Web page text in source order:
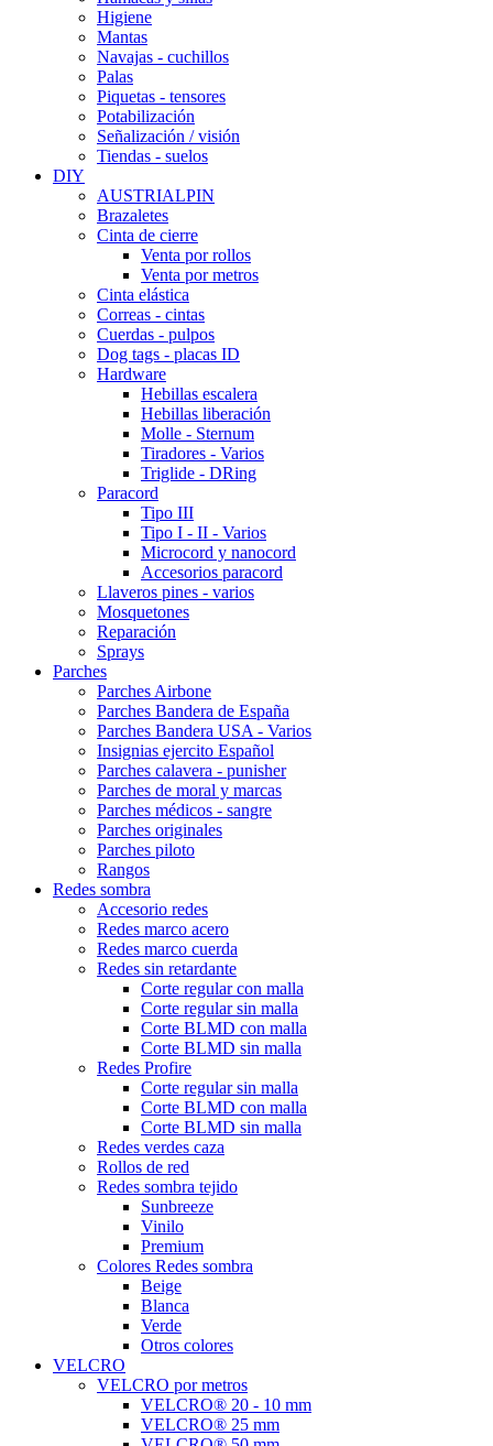
Higiene
Mantas
Navajas - cuchillos
Palas
Piquetas - tensores
Potabilización
Señalización / visión
Tiendas - suelos
DIY
AUSTRIALPIN
Brazaletes
Cinta de cierre
Venta por rollos
Venta por metros
Cinta elástica
Correas - cintas
Cuerdas - pulpos
Dog tags - placas ID
Hardware
Hebillas escalera
Hebillas liberación
Molle - Sternum
Tiradores - Varios
Triglide - DRing
Paracord
Tipo III
Tipo I - II - Varios
Microcord y nanocord
Accesorios paracord
Llaveros pines - varios
Mosquetones
Reparación
Sprays
Parches
Parches Airbone
Parches Bandera de España
Parches Bandera USA - Varios
Insignias ejercito Español
Parches calavera - punisher
Parches de moral y marcas
Parches médicos - sangre
Parches originales
Parches piloto
Rangos
Redes sombra
Accesorio redes
Redes marco acero
Redes marco cuerda
Redes sin retardante
Corte regular con malla
Corte regular sin malla
Corte BLMD con malla
Corte BLMD sin malla
Redes Profire
Corte regular sin malla
Corte BLMD con malla
Corte BLMD sin malla
Redes verdes caza
Rollos de red
Redes sombra tejido
Sunbreeze
Vinilo
Premium
Colores Redes sombra
Beige
Blanca
Verde
Otros colores
VELCRO
VELCRO por metros
VELCRO® 20 - 10 mm
VELCRO® 25 mm